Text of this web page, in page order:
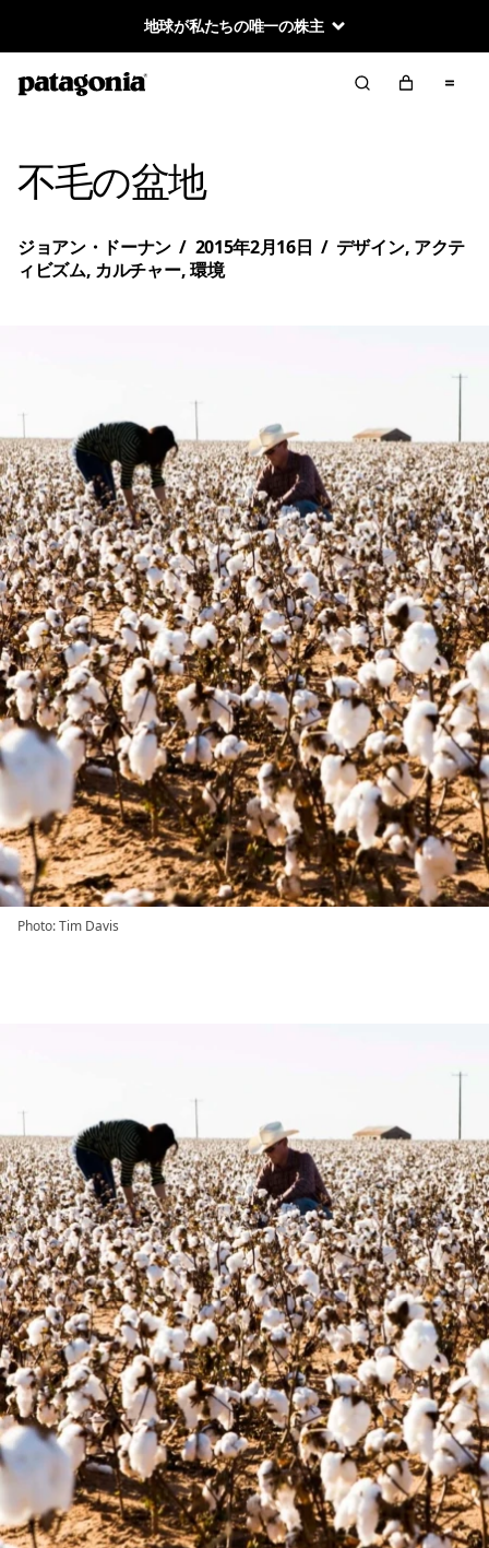
地球が私たちの唯一の株主
不毛の盆地
ジョアン・ドーナン / 2015年2月16日 / デザイン, アクテ
ィビズム, カルチャー,環境
Photo: Tim Davis